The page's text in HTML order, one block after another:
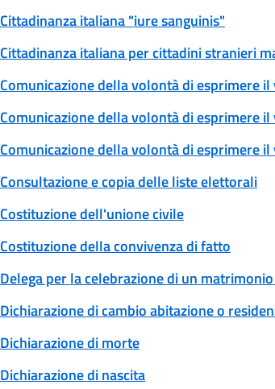
Cittadinanza italiana "iure sanguinis"
Cittadinanza italiana per cittadini stranieri
Comunicazione della volontà di esprimere
Comunicazione della volontà di esprimere
Comunicazione della volontà di esprimere
Consultazione e copia delle liste elettorali
Costituzione dell'unione civile
Costituzione della convivenza di fatto
Delega per la celebrazione di un
Dichiarazione di cambio abitazione o
Dichiarazione di morte
Dichiarazione di nascita